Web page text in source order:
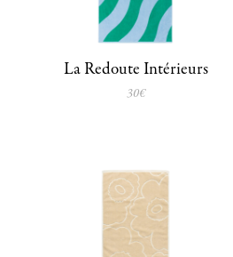
La Redoute Intérieurs
30€